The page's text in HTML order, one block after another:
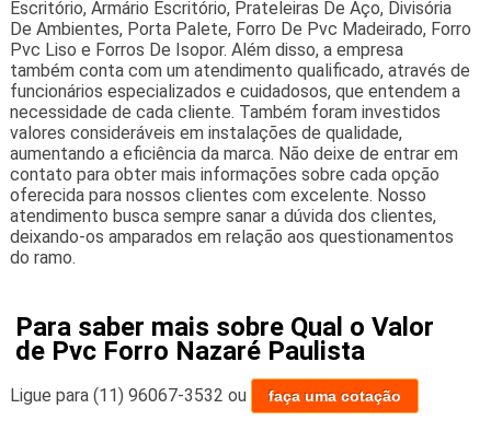
Escritório, Armário Escritório, Prateleiras De Aço, Divisória
De Ambientes, Porta Palete, Forro De Pvc Madeirado, Forro
Pvc Liso e Forros De Isopor. Além disso, a empresa
também conta com um atendimento qualificado, através de
funcionários especializados e cuidadosos, que entendem a
necessidade de cada cliente. Também foram investidos
valores consideráveis em instalações de qualidade,
aumentando a eficiência da marca. Não deixe de entrar em
contato para obter mais informações sobre cada opção
oferecida para nossos clientes com excelente. Nosso
atendimento busca sempre sanar a dúvida dos clientes,
deixando-os amparados em relação aos questionamentos
do ramo.
Para saber mais sobre Qual o Valor
de Pvc Forro Nazaré Paulista
Ligue para (11) 96067-3532 ou faça uma cotação